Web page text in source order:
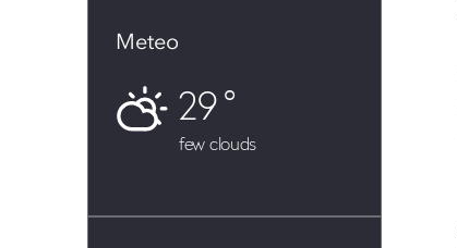
Meteo
29
few clouds